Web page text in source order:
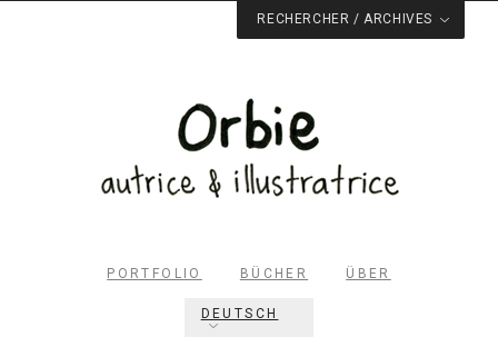
Rechercher dans le site
RECHERCHER / ARCHIVES
PORTFOLIO BÜCHER ÜBER
DEUTSCH